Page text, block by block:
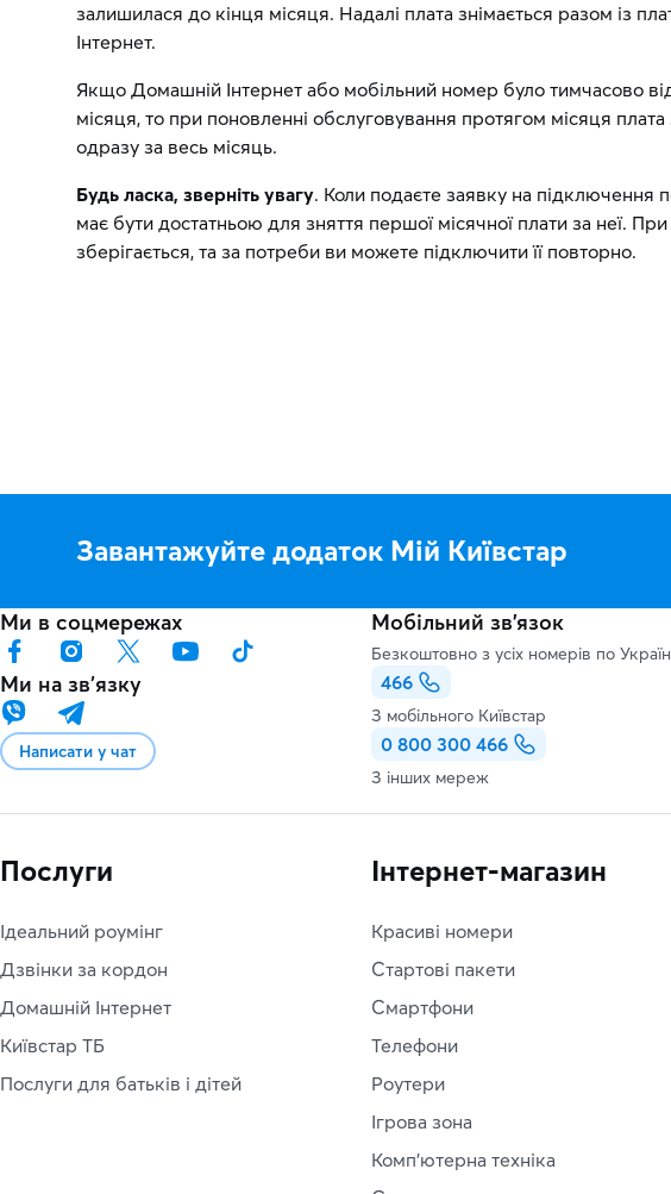
залишилася до кінця місяця. Надалі плата знімається разом із
Інтернет.
Якщо Домашній Інтернет або мобільний номер було тимчасово
місяця, то при поновленні обслуговування протягом місяця плата
одразу за весь місяць.
Будь ласка, зверніть увагу. Коли подаєте заявку на підключення
має бути достатньою для зняття першої місячної плати за неї.
зберігається, та за потреби ви можете підключити її повторно.
Завантажуйте додаток Мій Київстар
Ми в соцмережах
Ми на звʼязку
Написати у чат
Мобільний зв'язок
Безкоштовно з усіх номерів по
466
З мобільного Київстар
0 800 300 466
З інших мереж
Послуги
Ідеальний роумінг
Дзвінки за кордон
Домашній Інтернет
Київстар ТБ
Послуги для батьків і дітей
Інтернет-магазин
Красиві номери
Стартові пакети
Смартфони
Телефони
Роутери
Ігрова зона
Комп'ютерна техніка